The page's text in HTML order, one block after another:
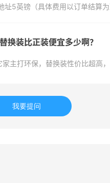
5英镑（具体费用以订单结算为
装比正装便宜多少啊？
我要提问